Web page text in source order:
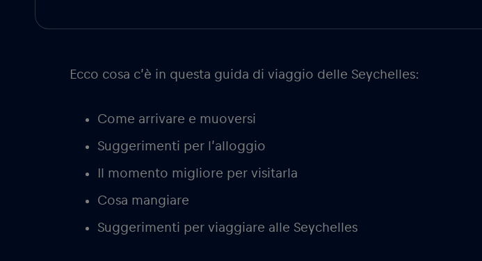
Ecco cosa c’è in questa guida di viaggio delle Seychelles:
Come arrivare e muoversi
Suggerimenti per l’alloggio
Il momento migliore per visitarla
Cosa mangiare
Suggerimenti per viaggiare alle Seychelles